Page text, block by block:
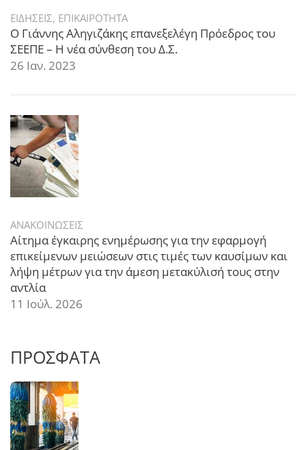
ΕΙΔΗΣΕΙΣ, ΕΠΙΚΑΙΡΟΤΗΤΑ
Ο Γιάννης Αληγιζάκης επανεξελέγη Πρόεδρος του
ΣΕΕΠΕ – Η νέα σύνθεση του Δ.Σ.
26 Ιαν. 2023
ΑΝΑΚΟΙΝΩΣΕΙΣ
Αίτημα έγκαιρης ενημέρωσης για την εφαρμογή
επικείμενων μειώσεων στις τιμές των καυσίμων και
λήψη μέτρων για την άμεση μετακύλισή τους στην
αντλία
11 Ιούλ. 2026
ΠΡΟΣΦΑΤΑ